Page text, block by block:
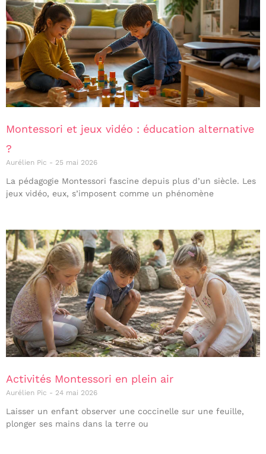
Montessori et jeux vidéo : éducation alternative
?
Aurélien Pic 25 mai 2026
La pédagogie Montessori fascine depuis plus d’un siècle. Les
jeux vidéo, eux, s’imposent comme un phénomène
Activités Montessori en plein air
Aurélien Pic 24 mai 2026
Laisser un enfant observer une coccinelle sur une feuille,
plonger ses mains dans la terre ou